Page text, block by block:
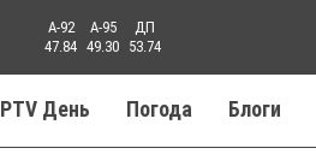
A-92
47.84
A-95
49.30
ДП
53.74
PTV День Погода Блоги